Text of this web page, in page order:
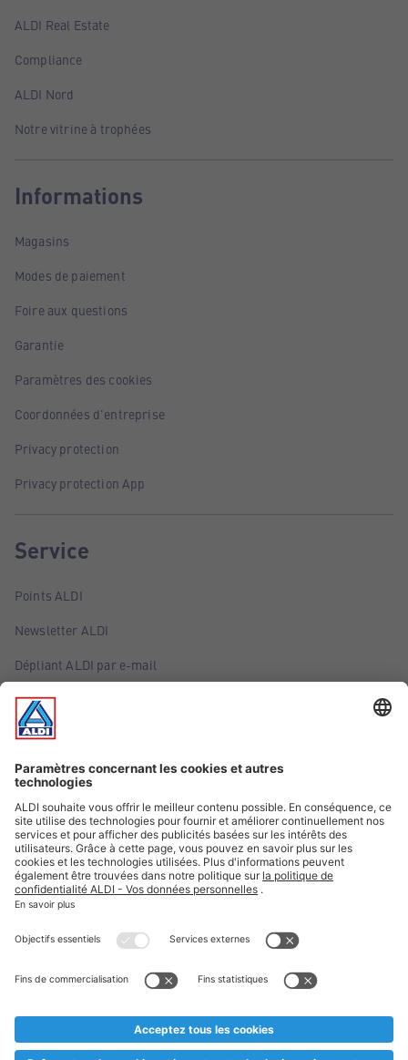
ALDI Real Estate
Compliance
ALDI Nord
Notre vitrine à trophées
Informations
Magasins
Modes de paiement
Foire aux questions
Garantie
Paramètres des cookies
Coordonnées d'entreprise
Privacy protection
Privacy protection App
Service
Points ALDI
Newsletter ALDI
Dépliant ALDI par e-mail
Offres
Infos essentielles
Suivez ALDI Belgique
Textes marqués d'un astérisque et mentions légales
* Nous vendons ces articles temporairement et jusqu'à
au cas où, malgré le planning bien étudié, nous serions
prématurément en rupture de stock. Prix Recupel et TVA incl.
** Sur ce site, l’utilisation de la forme masculine a été adoptée